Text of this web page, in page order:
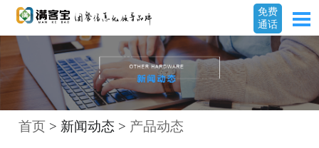
免费
通话
首页 > 新闻动态 > 产品动态